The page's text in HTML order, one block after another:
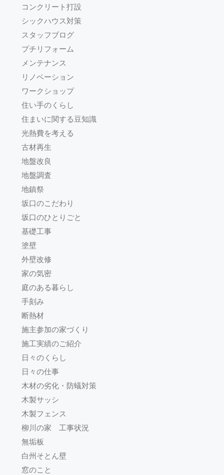
コンクリート打設
シックハウス対策
スタッフブログ
プチリフォーム
メンテナンス
リノベーション
ワークショップ
住い手のくらし
住まいに関する豆知識
光熱費を考える
古材再生
地盤改良
地盤調査
地鎮祭
坂口のこだわり
坂口のひとりごと
基礎工事
塗壁
外壁改修
家の気密
庭のある暮らし
手刻み
断熱材
施主参加の家づくり
施工実績のご紹介
日々のくらし
日々の仕事
木材の劣化・防蟻対策
木製サッシ
木製フェンス
柳川の家 工事状況
無垢板
白州そとん壁
窓のこと